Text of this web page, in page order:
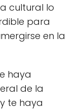
cultural lo
para
en la
haya
de la
te haya